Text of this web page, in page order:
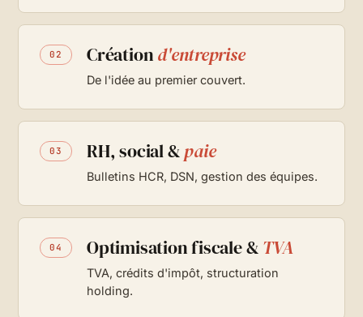
02 Création d'entreprise
De l'idée au premier couvert.
03 RH, social &paie
Bulletins HCR, DSN, gestion des équipes.
04 Optimisation fiscale & TVA
TVA, crédits d'impôt, structuration
holding.